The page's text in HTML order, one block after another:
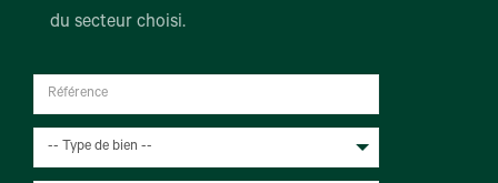
du secteur choisi.
-- Type de bien --